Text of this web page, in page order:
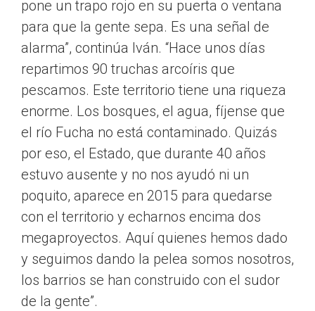
pone un trapo rojo en su puerta o ventana
para que la gente sepa. Es una señal de
alarma”, continúa Iván. “Hace unos días
repartimos 90 truchas arcoíris que
pescamos. Este territorio tiene una riqueza
enorme. Los bosques, el agua, fíjense que
el río Fucha no está contaminado. Quizás
por eso, el Estado, que durante 40 años
estuvo ausente y no nos ayudó ni un
poquito, aparece en 2015 para quedarse
con el territorio y echarnos encima dos
megaproyectos. Aquí quienes hemos dado
y seguimos dando la pelea somos nosotros,
los barrios se han construido con el sudor
de la gente”.